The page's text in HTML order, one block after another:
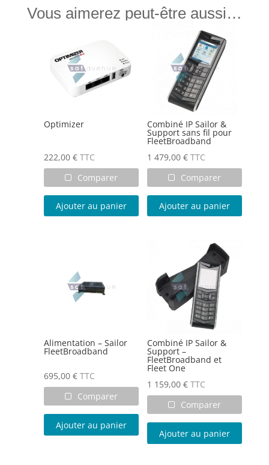
Vous aimerez peut-être aussi…
Optimizer
222,00 € TTC
Comparer
Ajouter au panier
Combiné IP Sailor &
Support sans fil pour
FleetBroadband
1 479,00 € TTC
Comparer
Ajouter au panier
Alimentation – Sailor
FleetBroadband
695,00 € TTC
Comparer
Ajouter au panier
Combiné IP Sailor &
Support –
FleetBroadband et
Fleet One
1 159,00 € TTC
Comparer
Ajouter au panier